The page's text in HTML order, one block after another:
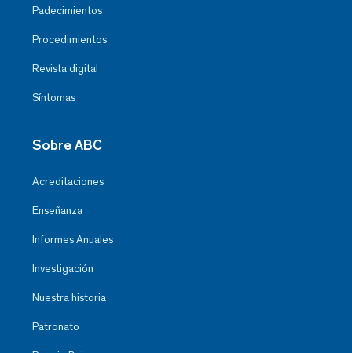
Padecimientos
Procedimientos
Revista digital
Síntomas
Sobre ABC
Acreditaciones
Enseñanza
Informes Anuales
Investigación
Nuestra historia
Patronato